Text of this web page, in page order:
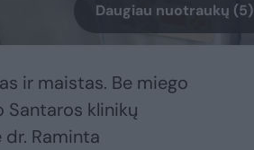
Daugiau nuotraukų (5)
ir maistas. Be miego
Santaros klinikų
Raminta